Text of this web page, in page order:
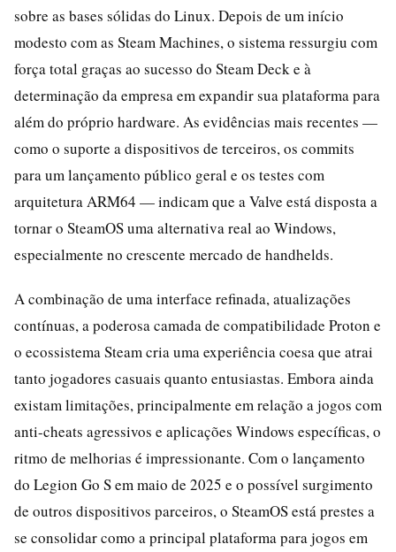
sobre as bases sólidas do Linux. Depois de um início
modesto com as Steam Machines, o sistema ressurgiu com
força total graças ao sucesso do Steam Deck e à
determinação da empresa em expandir sua plataforma para
além do próprio hardware. As evidências mais recentes —
como o suporte a dispositivos de terceiros, os commits
para um lançamento público geral e os testes com
arquitetura ARM64 — indicam que a Valve está disposta a
tornar o SteamOS uma alternativa real ao Windows,
especialmente no crescente mercado de handhelds.
A combinação de uma interface refinada, atualizações
contínuas, a poderosa camada de compatibilidade Proton e
o ecossistema Steam cria uma experiência coesa que atrai
tanto jogadores casuais quanto entusiastas. Embora ainda
existam limitações, principalmente em relação a jogos com
anti-cheats agressivos e aplicações Windows específicas, o
ritmo de melhorias é impressionante. Com o lançamento
do Legion Go S em maio de 2025 e o possível surgimento
de outros dispositivos parceiros, o SteamOS está prestes a
se consolidar como a principal plataforma para jogos em